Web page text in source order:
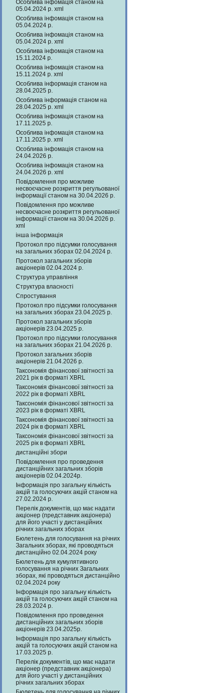
Особлива інфомація станом на
05.04.2024 р. xml
Особлива інфомація станом на
05.04.2024 р.
Особлива інфомація станом на
05.04.2024 р. xml
Особлива інфомація станом на
15.11.2024 р.
Особлива інфомація станом на
15.11.2024 р. xml
Особлива інформація станом на
28.04.2025 р.
Особлива інформація станом на
28.04.2025 р. xml
Особлива інфомація станом на
17.11.2025 р.
Особлива інфомація станом на
17.11.2025 р. xml
Особлива інфомація станом на
24.04.2026 р.
Особлива інфомація станом на
24.04.2026 р. xml
Повідомлення про можливе
несвоєчасне розкриття регульованої
інформації станом на 30.04.2026 р.
Повідомлення про можливе
несвоєчасне розкриття регульованої
інформації станом на 30.04.2026 р.
xml
інша інформація
Протокол про підсумки голосування
на загальних зборах 02.04.2024 р.
Протокол загальних зборів
акціонерів 02.04.2024 р.
Структура управління
Структура власності
Спростування
Протокол про підсумки голосування
на загальних зборах 23.04.2025 р.
Протокол загальних зборів
акціонерів 23.04.2025 р.
Протокол про підсумки голосування
на загальних зборах 21.04.2026 р.
Протокол загальних зборів
акціонерів 21.04.2026 р.
Таксономія фінансової звітності за
2021 рік в форматі XBRL
Таксономія фінансової звітності за
2022 рік в форматі XBRL
Таксономія фінансової звітності за
2023 рік в форматі XBRL
Таксономія фінансової звітності за
2024 рік в форматі XBRL
Таксономія фінансової звітності за
2025 рік в форматі XBRL
дистанційні збори
Повідомлення про проведення
дистанційних загальних зборів
акціонерів 02.04.2024р.
Інформація про загальну кількість
акцій та голосуючих акцій станом на
27.02.2024 р.
Перелік документів, що має надати
акціонер (представник акціонера)
для його участі у дистанційних
річних загальних зборах
Бюлетень для голосування на річних
Загальних зборах, які проводяться
дистанційно 02.04.2024 року
Бюлетень для кумулятивного
голосування на річних Загальних
зборах, які проводяться дистанційно
02.04.2024 року
Інформація про загальну кількість
акцій та голосуючих акцій станом на
28.03.2024 р.
Повідомлення про проведення
дистанційних загальних зборів
акціонерів 23.04.2025р.
Інформація про загальну кількість
акцій та голосуючих акцій станом на
17.03.2025 р.
Перелік документів, що має надати
акціонер (представник акціонера)
для його участі у дистанційних
річних загальних зборах